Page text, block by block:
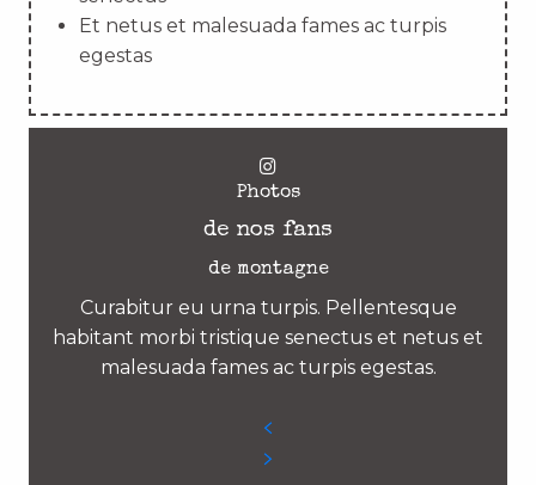
Et netus et malesuada fames ac turpis
egestas
Photos
de nos fans
de montagne
Curabitur eu urna turpis. Pellentesque
habitant morbi tristique senectus et netus et
malesuada fames ac turpis egestas.